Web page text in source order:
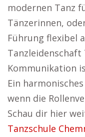
modernen Tanz
Tänzerinnen,
Führung flexibel
Tanzleidenschaft
Kommunikation
Ein
wenn die
Schau dir hier
Tanzschule